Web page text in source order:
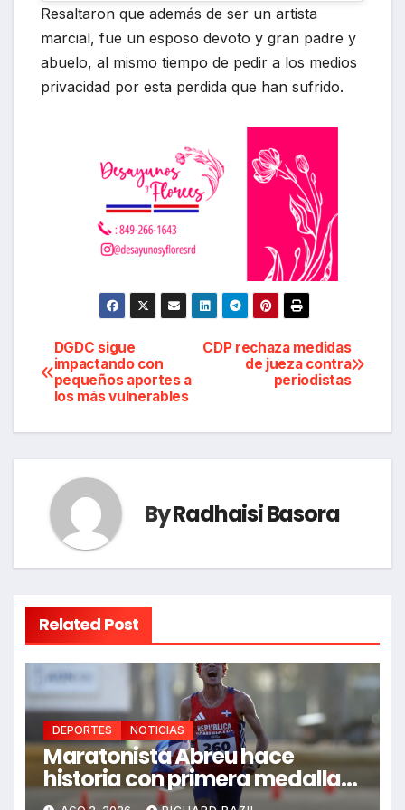
Resaltaron que además de ser un artista
marcial, fue un esposo devoto y gran padre y
abuelo, al mismo tiempo de pedir a los medios
privacidad por esta perdida que han sufrido.
Navegación
de
entradas
CDP rechaza medidas
de jueza contra
periodistas
DGDC sigue
impactando con
pequeños aportes a
los más vulnerables
ByRadhaisi Basora
Related Post
DEPORTES NOTICIAS
Maratonista Abreu hace
historia con primera medalla
en Juegos Santo Domingo